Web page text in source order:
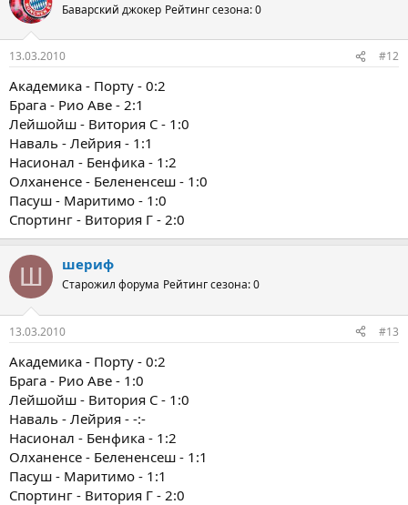
Баварский джокер Рейтинг сезона: 0
13.03.2010 #12
Академика - Порту - 0:2
Брага - Рио Аве - 2:1
Лейшойш - Витория С - 1:0
Наваль - Лейрия - 1:1
Насионал - Бенфика - 1:2
Олханенсе - Белененсеш - 1:0
Пасуш - Маритимо - 1:0
Спортинг - Витория Г - 2:0
Ш шериф
Старожил форума Рейтинг сезона: 0
13.03.2010 #13
Академика - Порту - 0:2
Брага - Рио Аве - 1:0
Лейшойш - Витория С - 1:0
Наваль - Лейрия - -:-
Насионал - Бенфика - 1:2
Олханенсе - Белененсеш - 1:1
Пасуш - Маритимо - 1:1
Спортинг - Витория Г - 2:0